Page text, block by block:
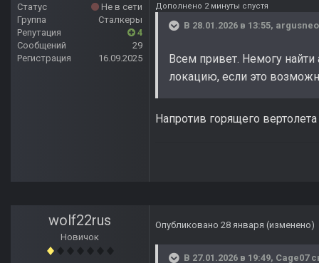
Статус
Не в сети
Группа
Сталкеры
Репутация
4
Сообщений
29
Регистрация
16.09.2025
Дополнено 2 минуты спустя
В 28.01.2026 в 13:55, argusneo
Всем привет. Немогу найти
локацию, если это
Напротив горящего
wolf22rus
Новичок
Опубликовано 28 января (изменено)
В 27.01.2026 в 19:49, Cage07